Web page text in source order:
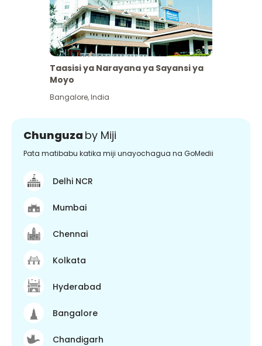
Taasisi ya Narayana ya Sayansi ya
Moyo
Bangalore,India
Chunguza by Miji
Pata matibabu katika miji unayochagua na GoMedii
Delhi NCR
Mumbai
Chennai
Kolkata
Hyderabad
Bangalore
Chandigarh